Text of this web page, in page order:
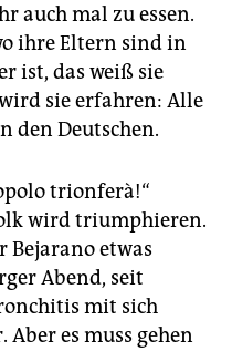
auch mal zu essen.
ihre Eltern sind in
ist, das weiß sie
sie erfahren: Alle
den Deutschen.
trionferà!“
wird triumphieren.
Bejarano etwas
Abend, seit
mit sich
es muss gehen